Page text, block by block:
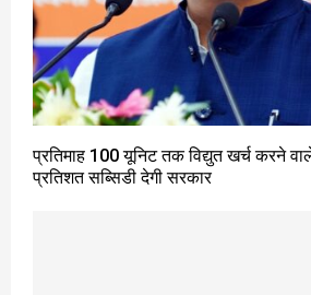
प्रतिमाह 100 यूनिट तक विद्युत खर्च करने
प्रतिशत सब्सिडी देगी सरकार